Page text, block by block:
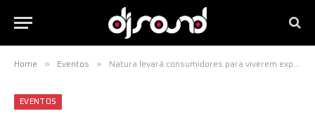
Home » Eventos » Natura levará consumidores para viverem experiência VIP no Rock in Rio 2026
EVENTOS